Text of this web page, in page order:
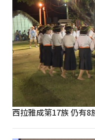
西拉雅成第17族 仍有8